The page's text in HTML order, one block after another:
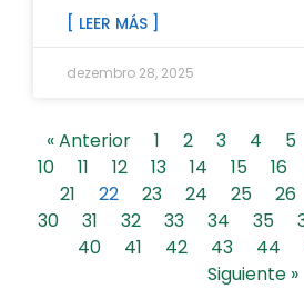
[ LEER MÁS ]
dezembro 28, 2025
« Anterior 1 2 3 4 5
10
11 12 13 14 15 16
21
22 23 24 25 26
30
31 32 33 34 35
40
41 42 43 44
Siguiente »